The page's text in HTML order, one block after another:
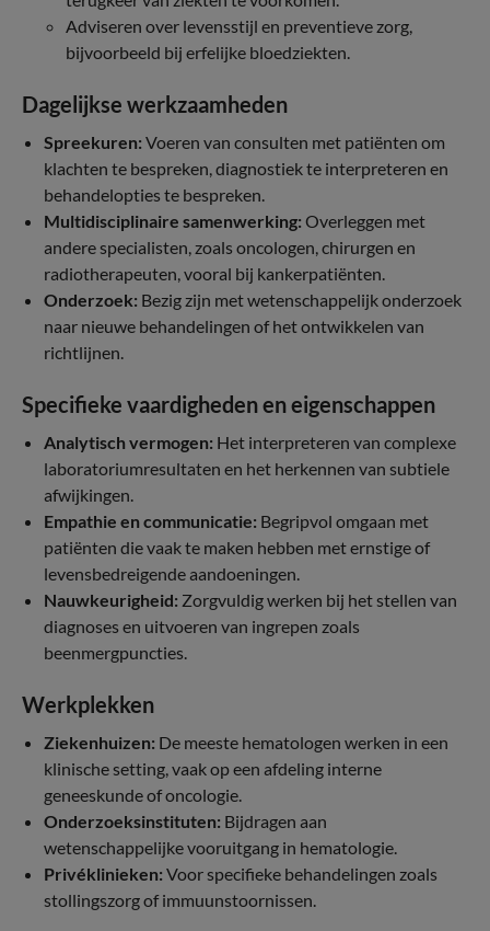
Adviseren over levensstijl en preventieve zorg,
bijvoorbeeld bij erfelijke bloedziekten.
Dagelijkse werkzaamheden
Spreekuren: Voeren van consulten met patiënten om
klachten te bespreken, diagnostiek te interpreteren en
behandelopties te bespreken.
Multidisciplinaire samenwerking: Overleggen met
andere specialisten, zoals oncologen, chirurgen en
radiotherapeuten, vooral bij kankerpatiënten.
Onderzoek: Bezig zijn met wetenschappelijk onderzoek
naar nieuwe behandelingen of het ontwikkelen van
richtlijnen.
Specifieke vaardigheden en eigenschappen
Analytisch vermogen: Het interpreteren van complexe
laboratoriumresultaten en het herkennen van subtiele
afwijkingen.
Empathie en communicatie: Begripvol omgaan met
patiënten die vaak te maken hebben met ernstige of
levensbedreigende aandoeningen.
Nauwkeurigheid: Zorgvuldig werken bij het stellen van
diagnoses en uitvoeren van ingrepen zoals
beenmergpuncties.
Werkplekken
Ziekenhuizen: De meeste hematologen werken in een
klinische setting, vaak op een afdeling interne
geneeskunde of oncologie.
Onderzoeksinstituten: Bijdragen aan
wetenschappelijke vooruitgang in hematologie.
Privéklinieken: Voor specifieke behandelingen zoals
stollingszorg of immuunstoornissen.